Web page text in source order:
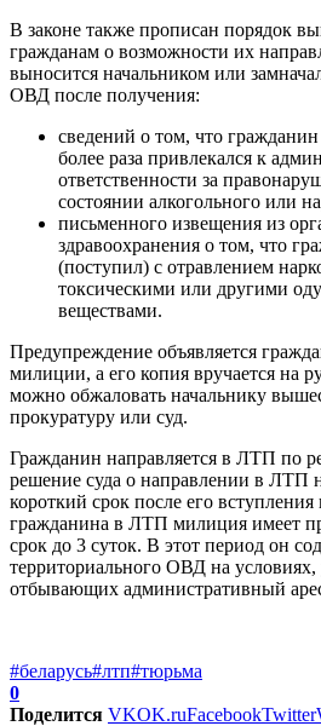
В законе также прописан порядок
гражданам о возможности их
выносится начальником или
ОВД после получения:
сведений о том, что гражданин
более раза привлекался к
ответственности за
состоянии алкогольного или
письменного извещения из
здравоохранения о том, что
(поступил) с отравлением
токсическими или другими
веществами.
Предупреждение объявляется
милиции, а его копия вручается на
можно обжаловать начальнику
прокуратуру или суд.
Гражданин направляется в ЛТП по
решение суда о направлении в ЛТП
короткий срок после его
гражданина в ЛТП милиция имеет
срок до 3 суток. В этот период он
территориального ОВД на
отбывающих административный
#беларусь#лтп#тюрьма
0
Поделится VKOK.ruFacebookTwitter